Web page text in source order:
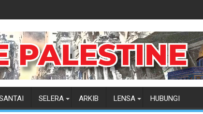
SELERA ARKIB LENSA HUBUNGI